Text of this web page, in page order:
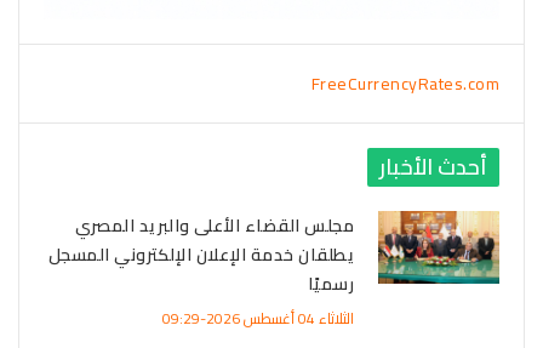
FreeCurrencyRates.com
أحدث الأخبار
مجلس القضاء الأعلى والبريد المصري
يطلقان خدمة الإعلان الإلكتروني المسجل
رسميًا
الثلاثاء 04 أغسطس 2026-09:29